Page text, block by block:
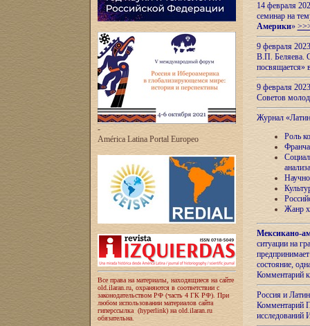
-
América Latina Portal Europeo
Все права на материалы, находящиеся на сайте
old.ilaran.ru, охраняются в соответствии с
законодательством РФ (часть 4 ГК РФ). При
любом использовании материалов сайта
гиперссылка (hyperlink) на old.ilaran.ru
обязательна.
14 февраля
семинар на
Америки»
9 февраля
В.П. Беляева.
посвящается»
9 февраля
Советов
Журнал
Роль
анализа
Жанр
Мексикано-
ситуации на
состояние,
Комментарий
Россия и
Комментарий